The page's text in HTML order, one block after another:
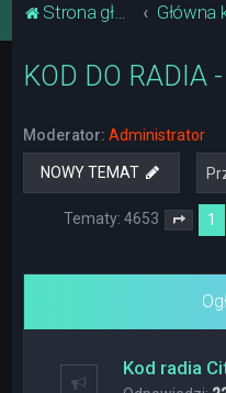
Strona główna
KOD DO RADIA
Moderator: Administrator
NOWY TEMAT
Tematy: 4653 Strona
1
Kod radia